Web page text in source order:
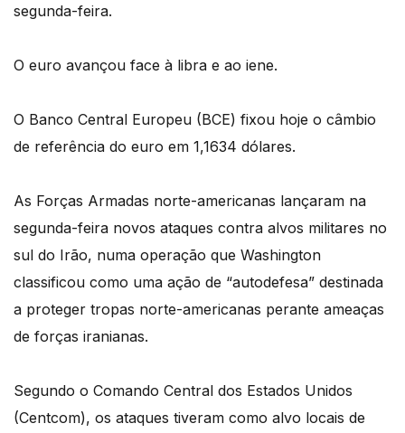
segunda-feira.
O euro avançou face à libra e ao iene.
O Banco Central Europeu (BCE) fixou hoje o câmbio
de referência do euro em 1,1634 dólares.
As Forças Armadas norte-americanas lançaram na
segunda-feira novos ataques contra alvos militares no
sul do Irão, numa operação que Washington
classificou como uma ação de “autodefesa” destinada
a proteger tropas norte-americanas perante ameaças
de forças iranianas.
Segundo o Comando Central dos Estados Unidos
(Centcom), os ataques tiveram como alvo locais de